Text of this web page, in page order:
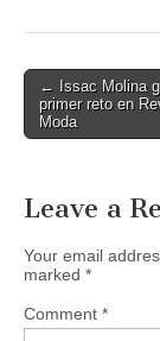
Post
navigation
← Issac Molina
primer reto en
Moda
Leave a
Your email
marked *
Comment *